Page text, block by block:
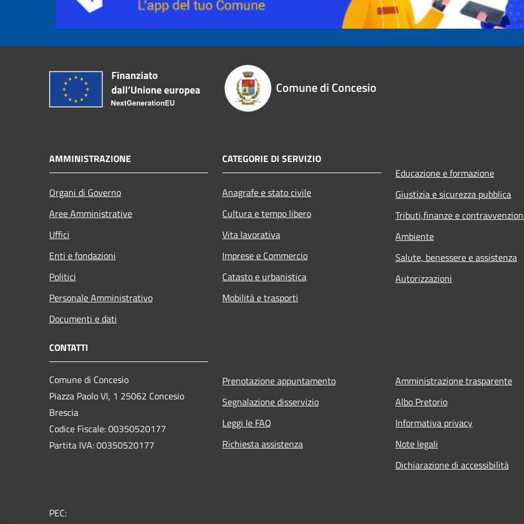
Comune di Concesio
AMMINISTRAZIONE
Organi di Governo
Aree Amministrative
Uffici
Enti e fondazioni
Politici
Personale Amministrativo
Documenti e dati
CATEGORIE DI SERVIZIO
Anagrafe e stato civile
Cultura e tempo libero
Vita lavorativa
Imprese e Commercio
Catasto e urbanistica
Mobilità e trasporti
Educazione e formazione
Giustizia e sicurezza pubblica
Tributi,finanze e
Ambiente
Salute, benessere e assistenza
Autorizzazioni
CONTATTI
Comune di Concesio
Piazza Paolo VI, 1 25062 Concesio
Brescia
Codice Fiscale: 00350520177
Partita IVA: 00350520177
PEC:
Prenotazione appuntamento
Segnalazione disservizio
Leggi le FAQ
Richiesta assistenza
Amministrazione trasparente
Albo Pretorio
Informativa privacy
Note legali
Dichiarazione di accessibilità